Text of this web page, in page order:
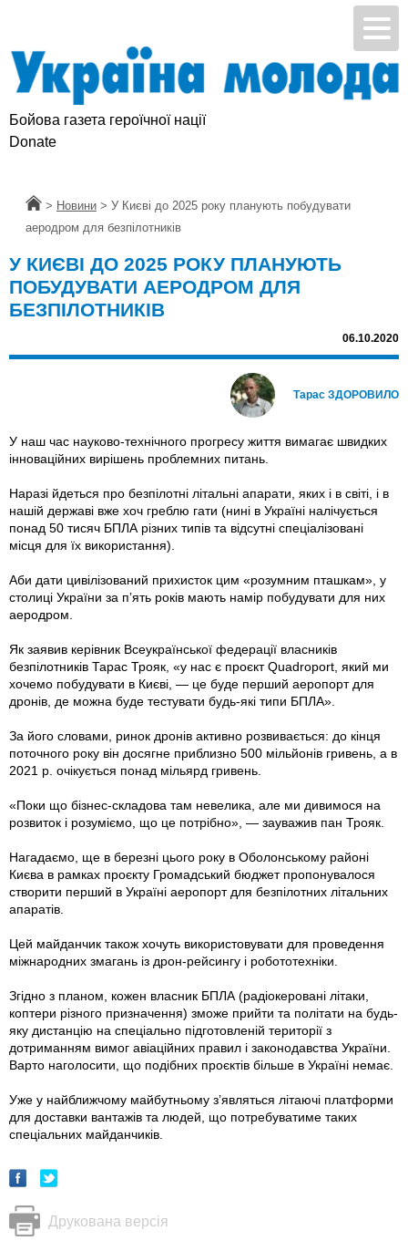
Бойова газета героїчної нації
Donate
Головна
> Новини > У Києві до 2025 року планують побудувати
аеродром для безпілотників
У КИЄВІ ДО 2025 РОКУ ПЛАНУЮТЬ
ПОБУДУВАТИ АЕРОДРОМ ДЛЯ
БЕЗПІЛОТНИКІВ
06.10.2020
Тарас ЗДОРОВИЛО
У наш час науково-технічного прогресу життя вимагає швидких
інноваційних вирішень проблемних питань.
Наразі йдеться про безпілотні літальні апарати, яких і в світі, і в
нашій державі вже хоч греблю гати (нині в Україні налічується
понад 50 тисяч БПЛА різних типів та відсутні спеціалізовані
місця для їх використання).
Аби дати цивілізований прихисток цим «розумним пташкам», у
столиці України за п’ять років мають намір побудувати для них
аеродром.
Як заявив керівник Всеукраїнської федерації власників
безпілотників Тарас Трояк, «у нас є проєкт Quadroport, який ми
хочемо побудувати в Києві, — це буде перший аеропорт для
дронів, де можна буде тестувати будь-які типи БПЛА».
За його словами, ринок дронів активно розвивається: до кінця
поточного року він досягне приблизно 500 мільйонів гривень, а в
2021 р. очікується понад мільярд гривень.
«Поки що бізнес-складова там невелика, але ми дивимося на
розвиток і розуміємо, що це потрібно», — зауважив пан Трояк.
Нагадаємо, ще в березні цього року в Оболонському районі
Києва в рамках проєкту Громадський бюджет пропонувалося
створити перший в Україні аеропорт для безпілотних літальних
апаратів.
Цей майданчик також хочуть використовувати для проведення
міжнародних змагань із дрон-рейсингу і робототехніки.
Згідно з планом, кожен власник БПЛА (радіокеровані літаки,
коптери різного призначення) зможе прийти та політати на будь-
яку дистанцію на спеціально підготовленій території з
дотриманням вимог авіаційних правил i законодавства України.
Варто наголосити, що подібних проєктів більше в Україні немає.
Уже у найближчому майбутньому з’являться літаючі платформи
для доставки вантажів та людей, що потребуватиме таких
спеціальних майданчиків.
Друкована версія